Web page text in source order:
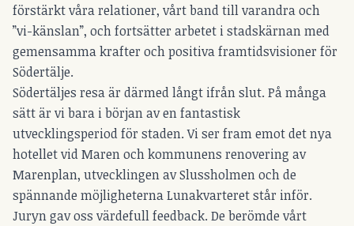
förstärkt våra relationer, vårt band till varandra och
”vi-känslan”, och fortsätter arbetet i stadskärnan med
gemensamma krafter och positiva framtidsvisioner för
Södertälje.
Södertäljes resa är därmed långt ifrån slut. På många
sätt är vi bara i början av en fantastisk
utvecklingsperiod för staden. Vi ser fram emot det nya
hotellet vid Maren och kommunens renovering av
Marenplan, utvecklingen av Slussholmen och de
spännande möjligheterna Lunakvarteret står inför.
Juryn gav oss värdefull feedback. De berömde vårt